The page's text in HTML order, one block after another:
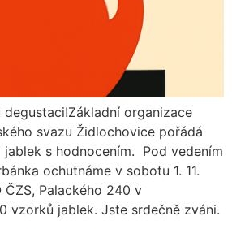
organizace
svazu Židlochovice pořádá
s hodnocením. Pod vedením
ochutnáme v sobotu 1. 11.
Palackého 240 v
vzorků jablek. Jste srdečně zváni.